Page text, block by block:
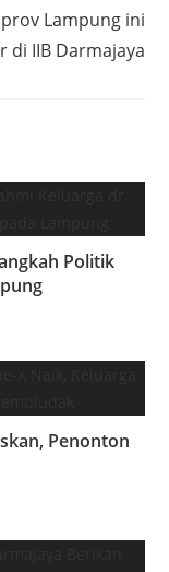
Lampung ini
di IIB Darmajaya
Politik
Penonton